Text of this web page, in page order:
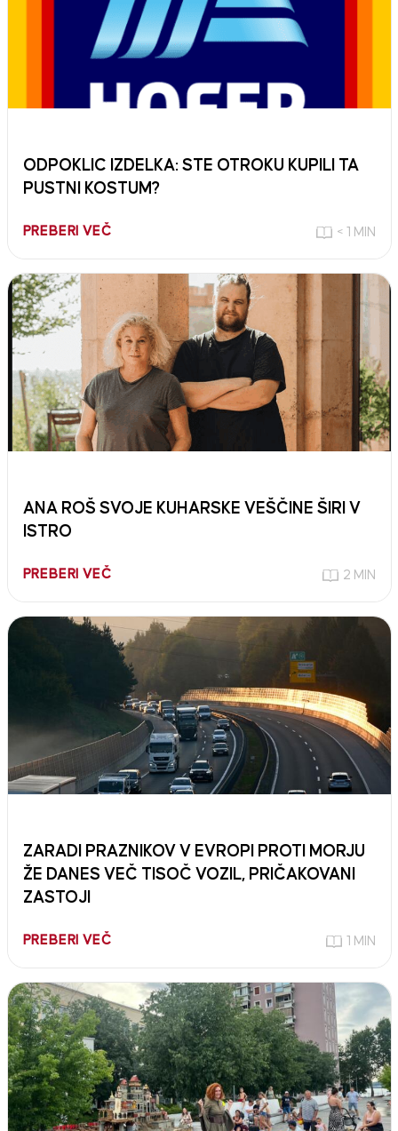
ODPOKLIC IZDELKA: STE OTROKU KUPILI TA
PUSTNI KOSTUM?
PREBERI VEČ < 1 MIN
ANA ROŠ SVOJE KUHARSKE VEŠČINE ŠIRI V
ISTRO
PREBERI VEČ 2 MIN
ZARADI PRAZNIKOV V EVROPI PROTI MORJU
ŽE DANES VEČ TISOČ VOZIL, PRIČAKOVANI
ZASTOJI
PREBERI VEČ 1 MIN